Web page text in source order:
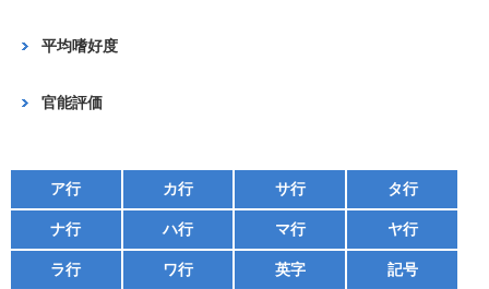
平均嗜好度
官能評価
ア行 カ行 サ行 タ行
ナ行 ハ行 マ行 ヤ行
ラ行 ワ行 英字 記号